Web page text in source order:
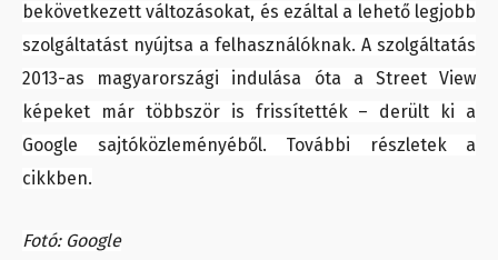
bekövetkezett változásokat, és ezáltal a lehető legjobb
szolgáltatást nyújtsa a felhasználóknak. A szolgáltatás
2013-as magyarországi indulása óta a Street View
képeket már többször is frissítették – derült ki a
Google sajtóközleményéből. További részletek a
cikkben.
Fotó: Google